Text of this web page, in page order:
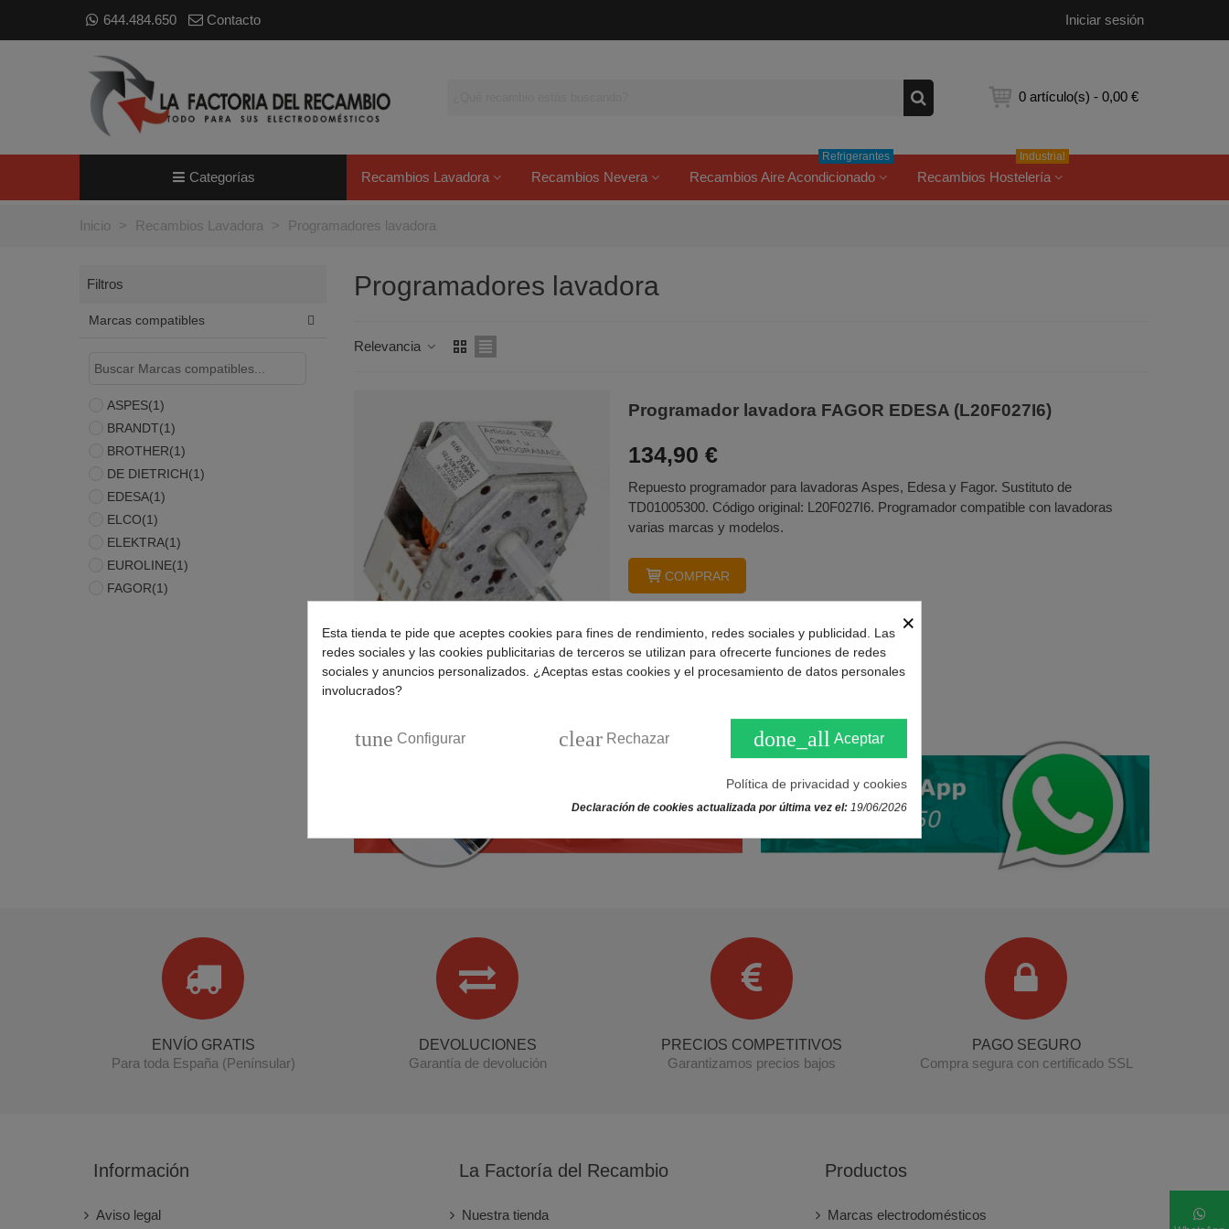
644.484.650 Contacto Iniciar sesión
0 artículo(s) - 0,00 €
Categorías Recambios Lavadora Recambios Nevera Recambios Aire Acondicionado
Refrigerantes
Recambios Hostelería
Industrial
Inicio > Recambios Lavadora > Programadores lavadora
Filtros
Marcas compatibles
ASPES(1)
BRANDT(1)
BROTHER(1)
DE DIETRICH(1)
EDESA(1)
ELCO(1)
ELEKTRA(1)
EUROLINE(1)
FAGOR(1)
Programadores lavadora
Relevancia
Programador lavadora FAGOR EDESA (L20F027I6)
134,90 €
Repuesto programador para lavadoras Aspes, Edesa y Fagor. Sustituto de
TD01005300. Código original: L20F027I6. Programador compatible con lavadoras
varias marcas y modelos.
COMPRAR
ENVÍO GRATIS
Para toda España (Penínsular)
DEVOLUCIONES
Garantía de devolución
PRECIOS COMPETITIVOS
Garantizamos precios bajos
PAGO SEGURO
Compra segura con certificado SSL
Información
Aviso legal
La Factoría del Recambio
Nuestra tienda
Productos
Marcas electrodomésticos
×
Esta tienda te pide que aceptes cookies para fines de rendimiento, redes sociales y publicidad. Las
redes sociales y las cookies publicitarias de terceros se utilizan para ofrecerte funciones de redes
sociales y anuncios personalizados. ¿Aceptas estas cookies y el procesamiento de datos personales
involucrados?
tune Configurar clear Rechazar done_all Aceptar
Política de privacidad y cookies
Declaración de cookies actualizada por última vez el: 19/06/2026